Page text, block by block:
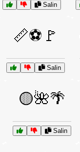
Salin
📏⚽🚩
Salin
🟡🌺🌴
Salin